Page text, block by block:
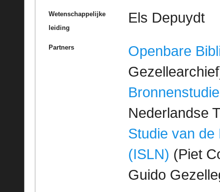
Wetenschappelijke
leiding
Els Depuydt
Partners
Openbare
Bronnenstudie
Nederlandse
Studie van de
(ISLN) (Piet
Guido